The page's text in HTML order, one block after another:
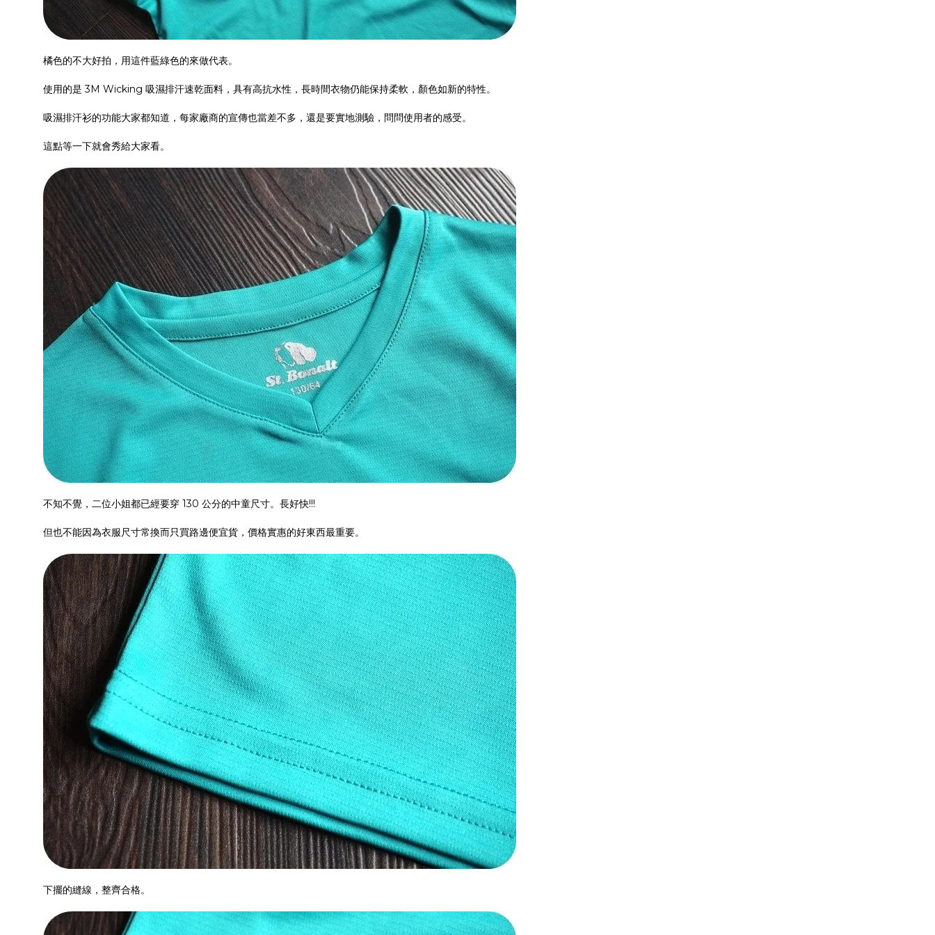
橘色的不大好拍，用這件藍綠色的來做代表。
使用的是 3M Wicking 吸濕排汗速乾面料，具有高抗水性，長時間衣物仍能保持柔軟，顏色如新的特性。
吸濕排汗衫的功能大家都知道，每家廠商的宣傳也當差不多，還是要實地測驗，問問使用者的感受。
這點等一下就會秀給大家看。
不知不覺，二位小姐都已經要穿 130 公分的中童尺寸。長好快!!!
但也不能因為衣服尺寸常換而只買路邊便宜貨，價格實惠的好東西最重要。
下擺的縫線，整齊合格。